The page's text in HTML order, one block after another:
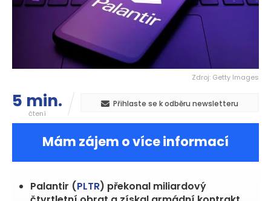
Zdroj: Getty Images
5 min.
čtení
Přihlaste se k odběru newsletteru
Mám zájem o více informací
Palantir (PLTR) překonal miliardový